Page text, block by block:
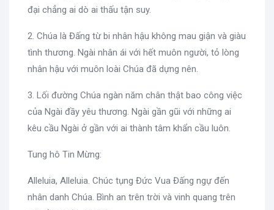
đại chẳng ai dò ai thấu tận suy.
2. Chúa là Đấng từ bi nhân hậu không mau giận và giàu
tình thương. Ngài nhân ái với hết muôn người, tỏ lòng
nhân hậu với muôn loài Chúa đã dựng nên.
3. Lối đường Chúa ngàn năm chân thật bao công việc
của Ngài đầy yêu thương. Ngài gần gũi với những ai
kêu cầu Ngài ở gần với ai thành tâm khẩn cầu luôn.
Tung hô Tin Mừng:
Alleluia, Alleluia. Chúc tụng Đức Vua Đấng ngự đến
nhân danh Chúa. Bình an trên trời và vinh quang trên